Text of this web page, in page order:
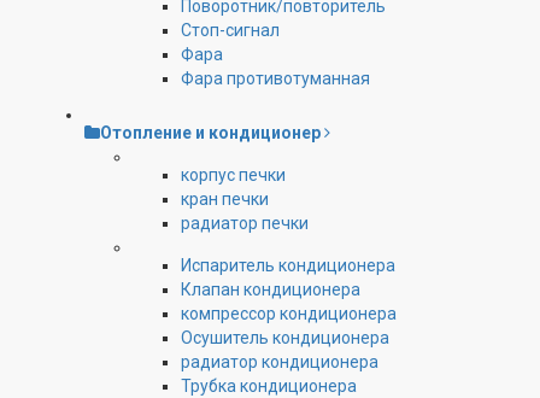
Поворотник/повторитель
Стоп-сигнал
Фара
Фара противотуманная
Отопление и кондиционер
корпус печки
кран печки
радиатор печки
Испаритель кондиционера
Клапан кондиционера
компрессор кондиционера
Осушитель кондиционера
радиатор кондиционера
Трубка кондиционера